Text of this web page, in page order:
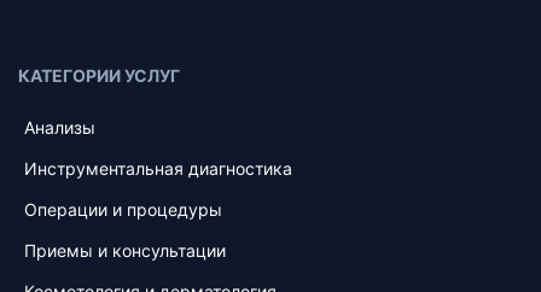
КАТЕГОРИИ УСЛУГ
Анализы
Инструментальная диагностика
Операции и процедуры
Приемы и консультации